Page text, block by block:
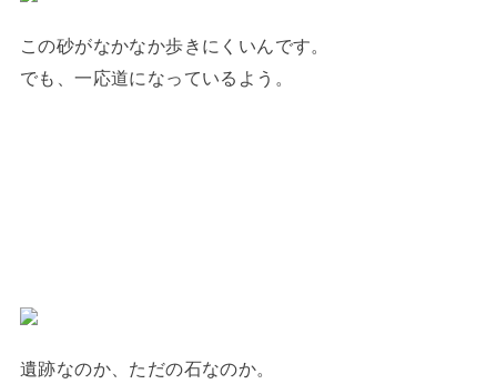
この砂がなかなか歩きにくいんです。
でも、一応道になっているよう。
遺跡なのか、ただの石なのか。